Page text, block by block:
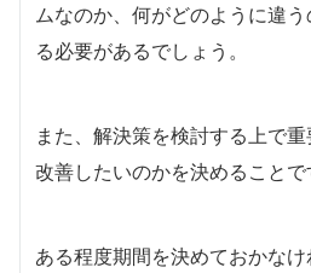
ムなのか、何がどのように違
る必要があるでしょう。
また、解決策を検討する上で
改善したいのかを決めることで
ある程度期間を決めておかな